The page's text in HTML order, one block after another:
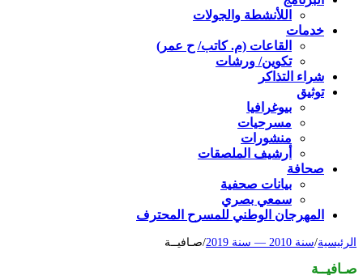
اللأنشطة والجولات
خدمات
القاعات (م. كاتب/ ح عمر)
تكوين/ ورشات
شراء التذاكر
توثيق
بيوغرافيا
مسرحيات
منشورات
أرشيف الملصقات
صحافة
بيانات صحفية
سمعي بصري
المهرجان الوطني للمسرح المحترف
الرئيسية/سنة 2010 — سنة 2019 /صـافيــة
صـافيــة